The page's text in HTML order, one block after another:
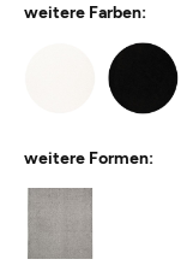
weitere Farben:
weitere Formen: